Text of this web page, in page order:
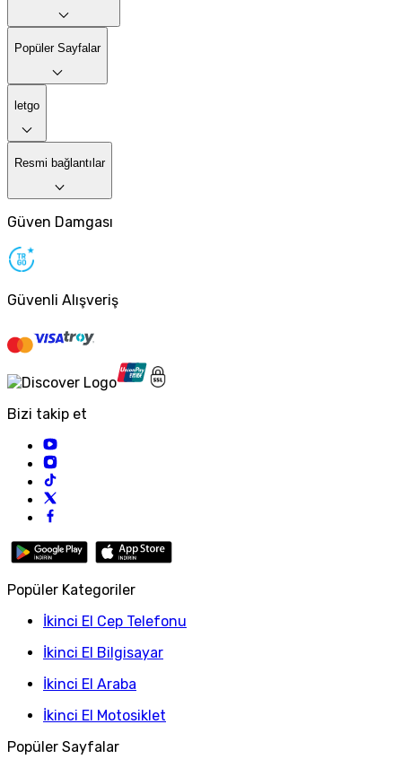
Popüler Sayfalar
letgo
Resmi bağlantılar
Güven Damgası
Güvenli Alışveriş
Bizi takip et
Popüler Kategoriler
İkinci El Cep Telefonu
İkinci El Bilgisayar
İkinci El Araba
İkinci El Motosiklet
Popüler Sayfalar